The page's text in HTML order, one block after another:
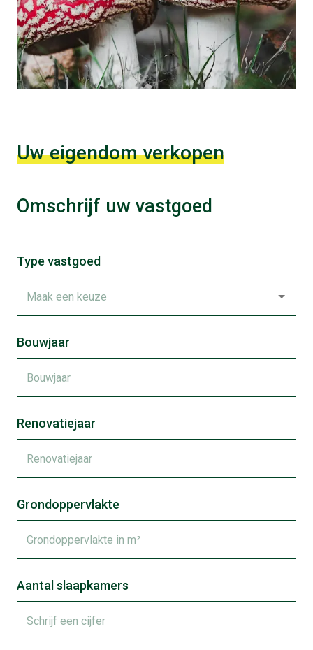
Uw eigendom verkopen
Omschrijf uw vastgoed
Type vastgoed
Bouwjaar
Renovatiejaar
Grondoppervlakte
Aantal slaapkamers